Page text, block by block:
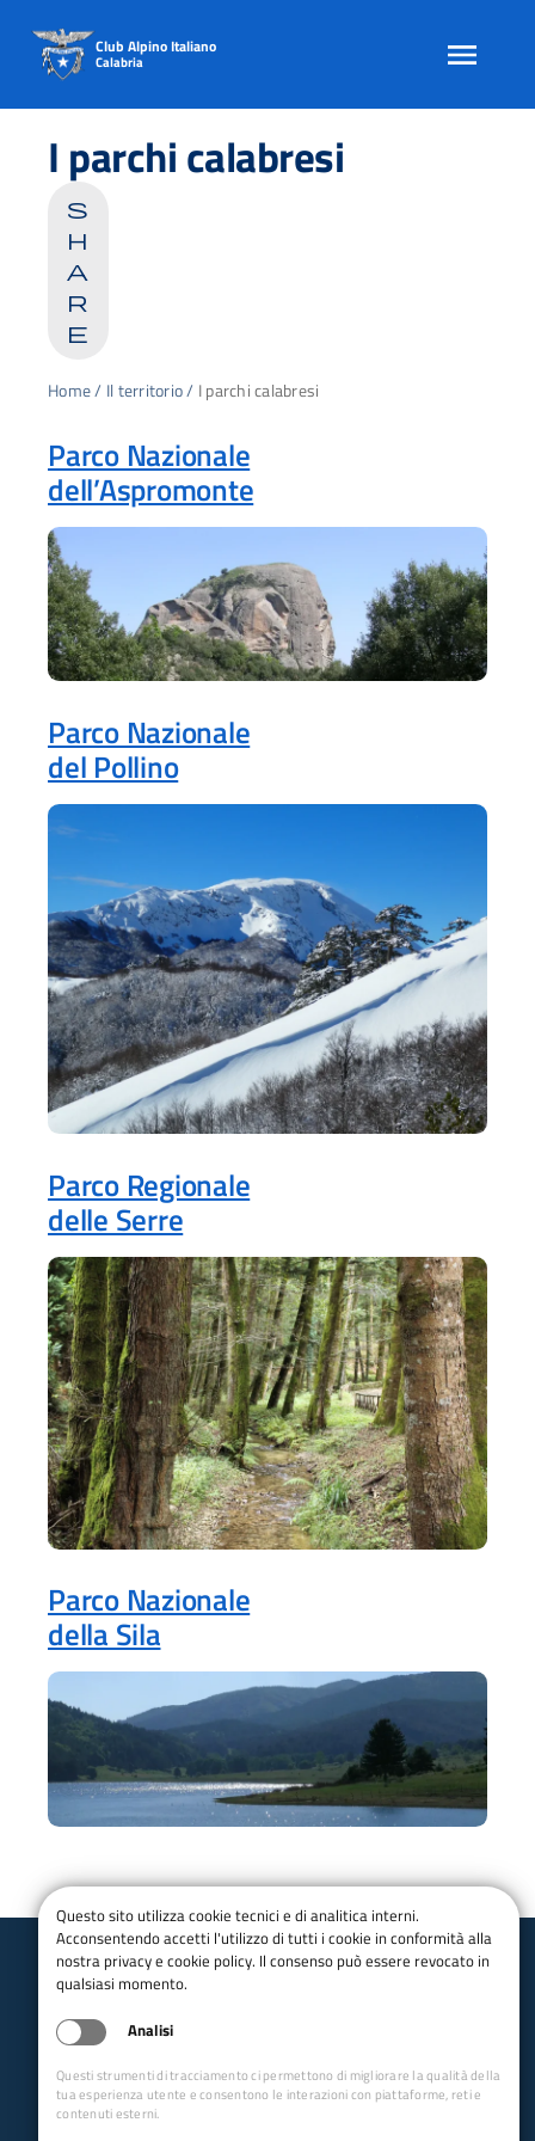
content
Club Alpino Italiano
Calabria
I parchi calabresi
s
h
a
r
e
Home/ Il territorio/ I parchi calabresi
Parco Nazionale
dell’Aspromonte
Parco Nazionale
del Pollino
Parco Regionale
delle Serre
Parco Nazionale
della Sila
Club Alpino Italiano
Sede Legale
Via Fratelli Cairoli, 80 - 87012
Questo sito utilizza cookie tecnici e di analitica interni.
Acconsentendo accetti l'utilizzo di tutti i cookie in conformità alla
nostra privacy e cookie policy. Il consenso può essere revocato in
qualsiasi momento.
Analisi
Questi strumenti di tracciamento ci permettono di migliorare la qualità della
tua esperienza utente e consentono le interazioni con piattaforme, reti e
contenuti esterni.